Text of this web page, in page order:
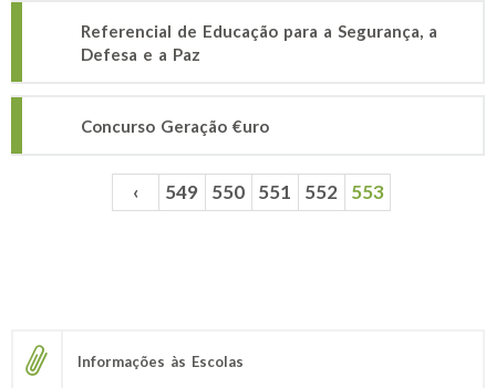
Referencial de Educação para a Segurança, a
Defesa e a Paz
Concurso Geração €uro
‹ 549 550 551 552 553
Informações às Escolas